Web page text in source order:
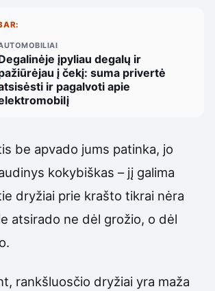
įpyliau degalų ir
į čekį: suma privertė
ir pagalvoti apie
be apvado jums patinka, jo
kokybiškas – jį galima
dryžiai prie krašto tikrai nėra
atsirado ne dėl grožio, o dėl
rankšluosčio dryžiai yra maža